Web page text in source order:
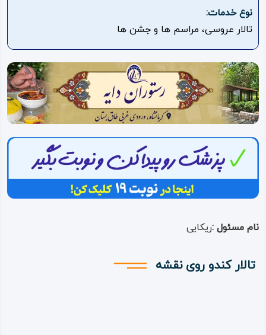
اقامتگاه
ویدئو
درباره
ما
نوع خدمات:
تالار عروسی، مراسم ها و جشن ها
نام مسئول :ریکایی
تالار کندو روی نقشه